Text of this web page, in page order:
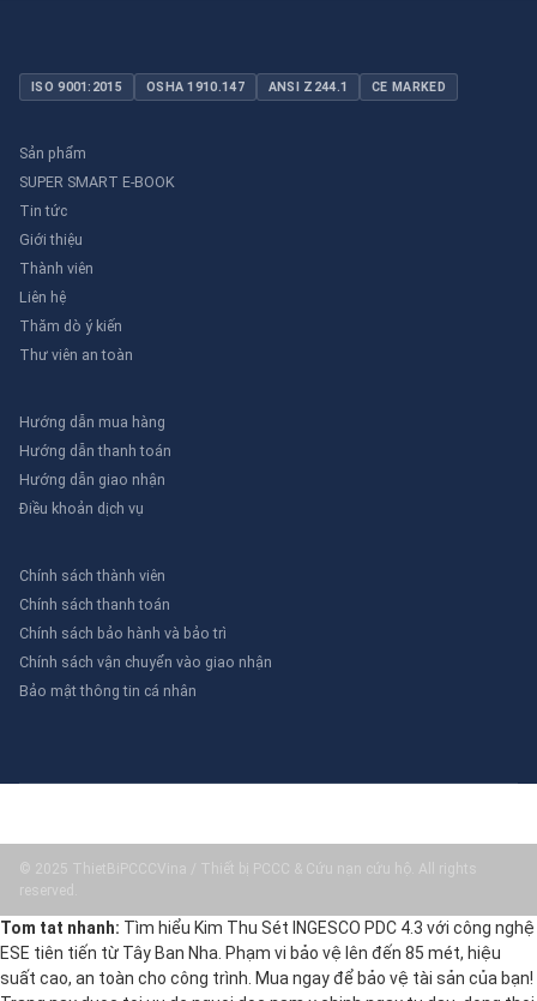
ISO 9001:2015 OSHA 1910.147 ANSI Z244.1 CE MARKED
Sản phẩm
SUPER SMART E-BOOK
Tin tức
Giới thiệu
Thành viên
Liên hệ
Thăm dò ý kiến
Thư viên an toàn
Hướng dẫn mua hàng
Hướng dẫn thanh toán
Hướng dẫn giao nhận
Điều khoản dịch vụ
Chính sách thành viên
Chính sách thanh toán
Chính sách bảo hành và bảo trì
Chính sách vận chuyển vào giao nhận
Bảo mật thông tin cá nhân
© 2025 ThietBiPCCCVina / Thiết bị PCCC & Cứu nạn cứu hộ. All rights
reserved.
Tom tat nhanh: Tìm hiểu Kim Thu Sét INGESCO PDC 4.3 với công nghệ
ESE tiên tiến từ Tây Ban Nha. Phạm vi bảo vệ lên đến 85 mét, hiệu
suất cao, an toàn cho công trình. Mua ngay để bảo vệ tài sản của bạn!